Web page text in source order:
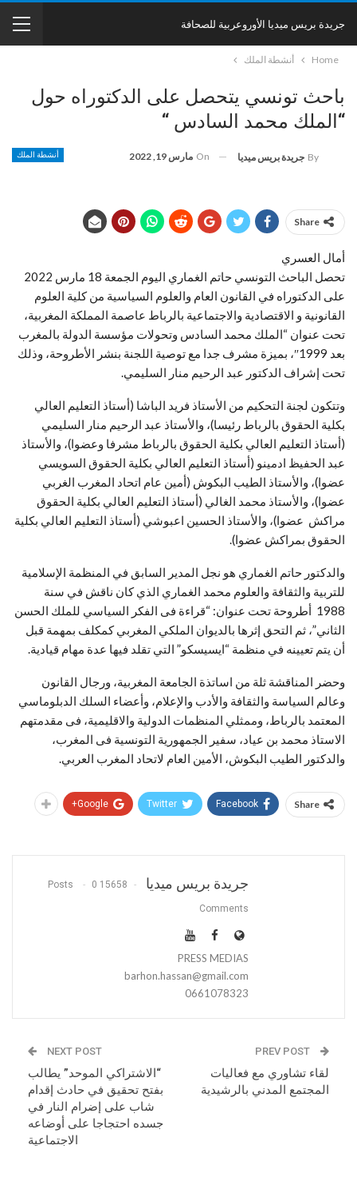
جريدة بريس ميديا الأوروعربية للصحافة
Home أنشطة الملك
باحث تونسي يتحصل على الدكتوراه حول
“الملك محمد السادس “
أنشطة الملك By جريدة بريس ميديا On مارس 19, 2022
Share
أمال العسري
تحصل الباحث التونسي حاتم الغماري اليوم الجمعة 18 مارس 2022
على الدكتوراه في القانون العام والعلوم السياسية من كلية العلوم
القانونية و الاقتصادية والاجتماعية بالرباط عاصمة المملكة المغربية،
تحت عنوان “الملك محمد السادس وتحولات مؤسسة الدولة بالمغرب
بعد 1999″، بميزة مشرف جدا مع توصية اللجنة بنشر الأطروحة، وذلك
تحت إشراف الدكتور عبد الرحيم منار السليمي.
وتتكون لجنة التحكيم من الأستاذ فريد الباشا (أستاذ التعليم العالي
بكلية الحقوق بالرباط رئيسا)، والأستاذ عبد الرحيم منار السليمي
(أستاذ التعليم العالي بكلية الحقوق بالرباط مشرفا وعضوا)، والأستاذ
عبد الحفيظ ادمينو (أستاذ التعليم العالي بكلية الحقوق السويسي
عضوا)، والأستاذ الطيب البكوش (أمين عام اتحاد المغرب الغربي
عضوا)، والأستاذ محمد الغالي (أستاذ التعليم العالي بكلية الحقوق
مراكش عضوا)، والأستاذ الحسين اعبوشي (أستاذ التعليم العالي بكلية
الحقوق بمراكش عضوا).
والدكتور حاتم الغماري هو نجل المدير السابق في المنظمة الإسلامية
للتربية والثقافة والعلوم محمد الغماري الذي كان ناقش في سنة
1988 أطروحة تحت عنوان: “قراءة فى الفكر السياسي للملك الحسن
الثاني”، ثم التحق إثرها بالديوان الملكي المغربي كمكلف بمهمة قبل
أن يتم تعيينه في منظمة “ايسيسكو” التي تقلد فيها عدة مهام قيادية.
وحضر المناقشة ثلة من اساتذة الجامعة المغربية، ورجال القانون
وعالم السياسة والثقافة والأدب والإعلام، وأعضاء السلك الدبلوماسي
المعتمد بالرباط، وممثلي المنظمات الدولية والاقليمية، فى مقدمتهم
الاستاذ محمد بن عياد، سفير الجمهورية التونسية فى المغرب،
والدكتور الطيب البكوش، الأمين العام لاتحاد المغرب العربي.
Share
Facebook
Twitter
Google+
جريدة بريس ميديا 15658 Posts
0
Comments
PRESS MEDIAS
barhon.hassan@gmail.com
0661078323
لقاء تشاوري مع فعاليات
المجتمع المدني بالرشيدية
NEXT POST
“الاشتراكي الموحد” يطالب
بفتح تحقيق في حادث إقدام
شاب على إضرام النار في
جسده احتجاجا على أوضاعه
الاجتماعية